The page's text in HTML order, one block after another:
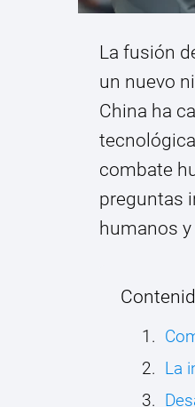
La fusión
un nuevo
China ha
combate
preguntas
humanos
La